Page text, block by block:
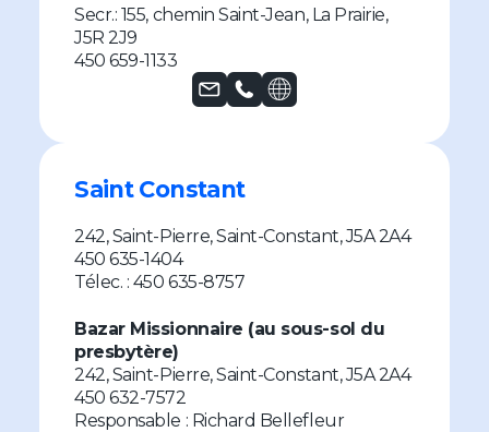
Secr.: 155, chemin Saint-Jean, La Prairie,
J5R 2J9
450 659-1133
Saint Constant
242, Saint-Pierre, Saint-Constant, J5A 2A4
450 635-1404
Télec. : 450 635-8757
Bazar Missionnaire (au sous-sol du
presbytère)
242, Saint-Pierre, Saint-Constant, J5A 2A4
450 632-7572
Responsable : Richard Bellefleur